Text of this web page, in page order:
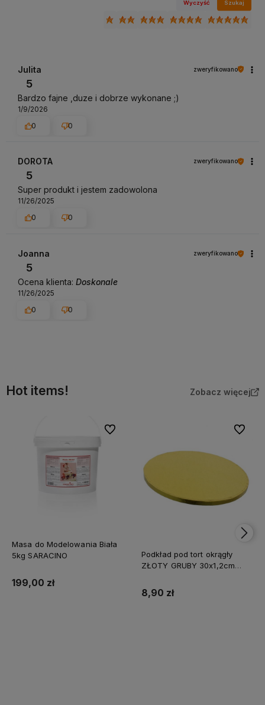
Wyczyść Szukaj
Julita zweryfikowano
5
Bardzo fajne ,duze i dobrze wykonane ;)
1/9/2026
0
0
DOROTA zweryfikowano
5
Super produkt i jestem zadowolona
11/26/2025
0
0
Joanna zweryfikowano
5
Ocena klienta: Doskonale
11/26/2025
0
0
Hot items! Zobacz więcej
Masa do Modelowania Biała
5kg SARACINO
199,00 zł
Do ulubionych
Podkład pod tort okrągły
ZŁOTY GRUBY 30x1,2cm
8,90 zł
Do